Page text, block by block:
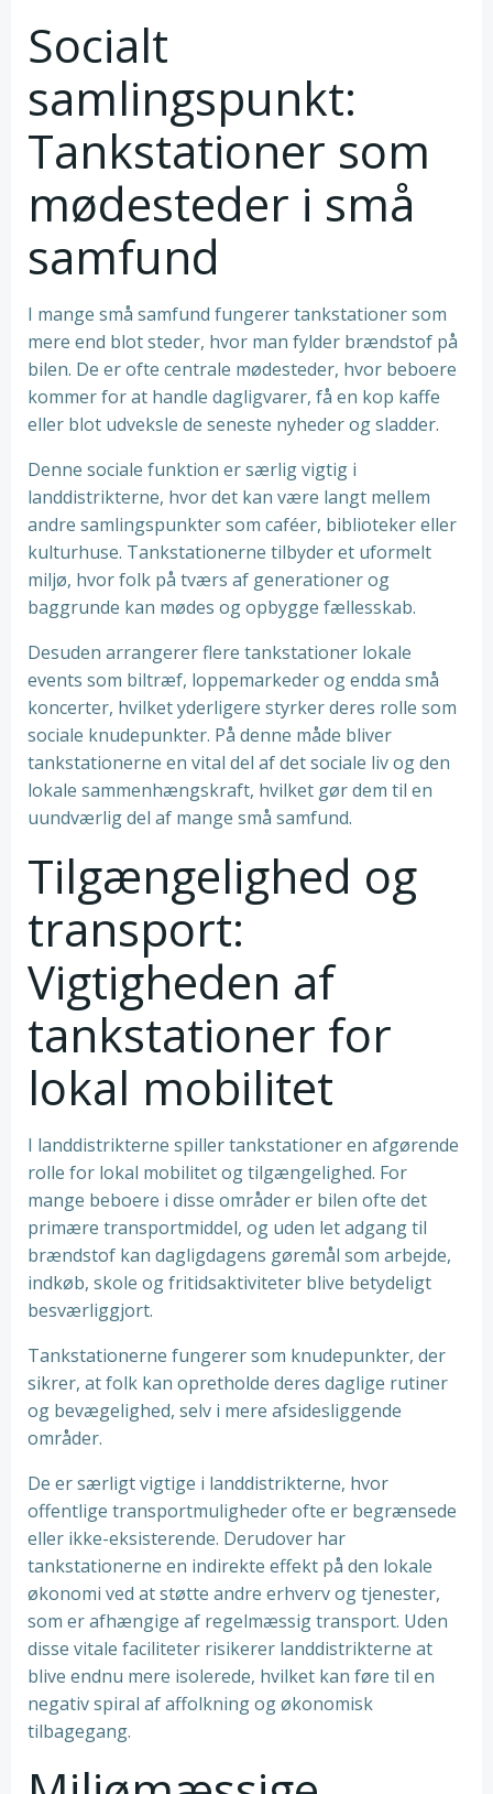
Socialt
samlingspunkt:
Tankstationer som
mødesteder i små
samfund
I mange små samfund fungerer tankstationer som
mere end blot steder, hvor man fylder brændstof på
bilen. De er ofte centrale mødesteder, hvor beboere
kommer for at handle dagligvarer, få en kop kaffe
eller blot udveksle de seneste nyheder og sladder.
Denne sociale funktion er særlig vigtig i
landdistrikterne, hvor det kan være langt mellem
andre samlingspunkter som caféer, biblioteker eller
kulturhuse. Tankstationerne tilbyder et uformelt
miljø, hvor folk på tværs af generationer og
baggrunde kan mødes og opbygge fællesskab.
Desuden arrangerer flere tankstationer lokale
events som biltræf, loppemarkeder og endda små
koncerter, hvilket yderligere styrker deres rolle som
sociale knudepunkter. På denne måde bliver
tankstationerne en vital del af det sociale liv og den
lokale sammenhængskraft, hvilket gør dem til en
uundværlig del af mange små samfund.
Tilgængelighed og
transport:
Vigtigheden af
tankstationer for
lokal mobilitet
I landdistrikterne spiller tankstationer en afgørende
rolle for lokal mobilitet og tilgængelighed. For
mange beboere i disse områder er bilen ofte det
primære transportmiddel, og uden let adgang til
brændstof kan dagligdagens gøremål som arbejde,
indkøb, skole og fritidsaktiviteter blive betydeligt
besværliggjort.
Tankstationerne fungerer som knudepunkter, der
sikrer, at folk kan opretholde deres daglige rutiner
og bevægelighed, selv i mere afsidesliggende
områder.
De er særligt vigtige i landdistrikterne, hvor
offentlige transportmuligheder ofte er begrænsede
eller ikke-eksisterende. Derudover har
tankstationerne en indirekte effekt på den lokale
økonomi ved at støtte andre erhverv og tjenester,
som er afhængige af regelmæssig transport. Uden
disse vitale faciliteter risikerer landdistrikterne at
blive endnu mere isolerede, hvilket kan føre til en
negativ spiral af affolkning og økonomisk
tilbagegang.